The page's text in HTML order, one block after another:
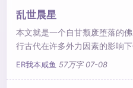
乱世晨星
本文就是一个自甘颓废堕落的
行古代在许多外力因素的影响
的巅峰。O(∩_∩)O哈哈哈~新手
ER我本咸鱼 57万字 07-08